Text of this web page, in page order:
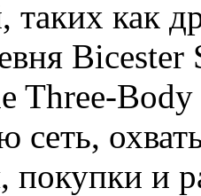
таких как
Three-Body
сеть,
покупки и